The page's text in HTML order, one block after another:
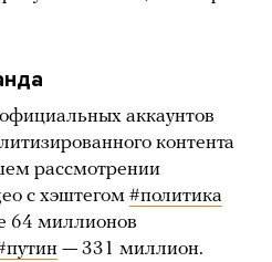
аккаунтов
контента
рассмотрении
с хэштегом #политика
64 миллионов
— 331 миллион.